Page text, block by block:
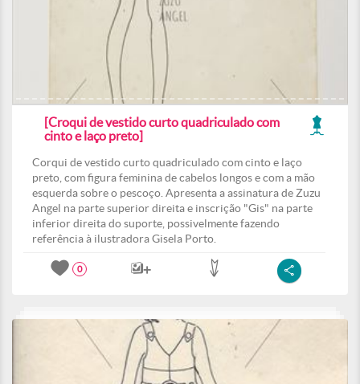
[Croqui de vestido curto quadriculado com
cinto e laço preto]
Corqui de vestido curto quadriculado com cinto e laço
preto, com figura feminina de cabelos longos e com a mão
esquerda sobre o pescoço. Apresenta a assinatura de Zuzu
Angel na parte superior direita e inscrição "Gis" na parte
inferior direita do suporte, possivelmente fazendo
referência à ilustradora Gisela Porto.
0